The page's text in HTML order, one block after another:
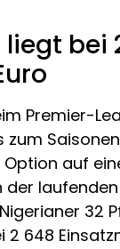
bei
Premier-
zum
auf
der
32
648